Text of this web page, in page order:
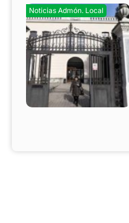
Noticias Admón. Local